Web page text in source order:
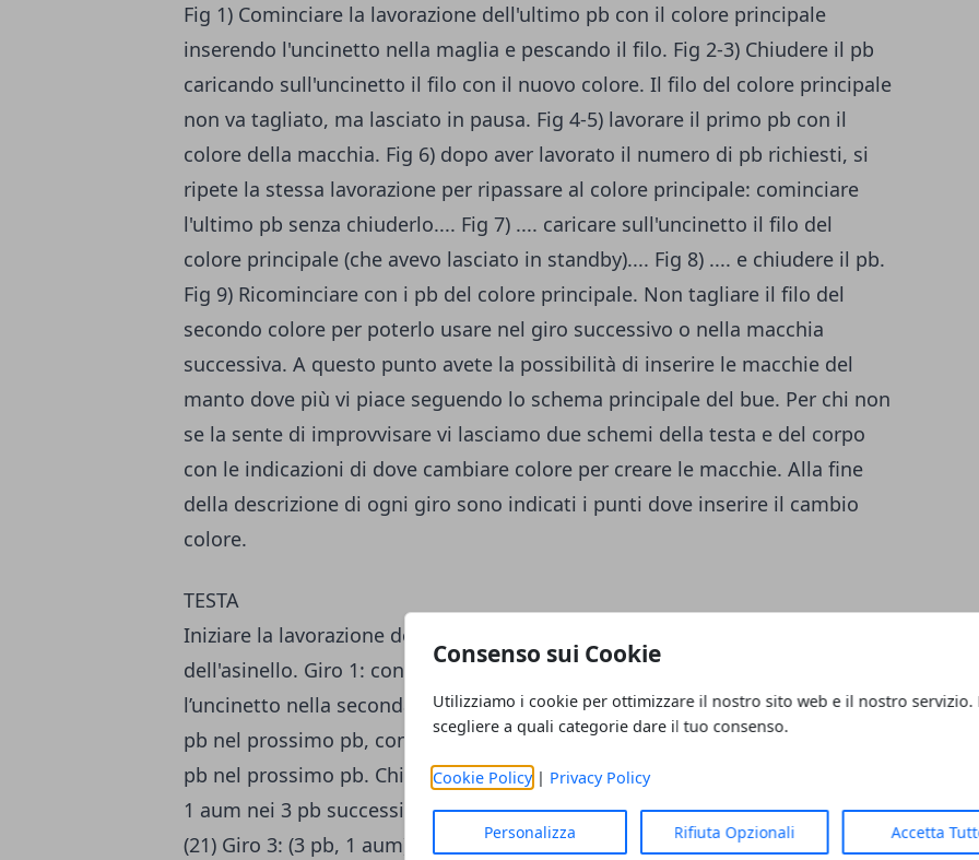
Consenso sui Cookie
Utilizziamo i cookie per ottimizzare il nostro sito web e il nostro servizio.
scegliere a quali categorie dare il tuo consenso.
Cookie Policy| Privacy Policy
Personalizza Rifiuta Opzionali Accetta
Fig 1) Cominciare la lavorazione dell'ultimo pb con il colore principale
inserendo l'uncinetto nella maglia e pescando il filo. Fig 2-3) Chiudere il pb
caricando sull'uncinetto il filo con il nuovo colore. Il filo del colore principale
non va tagliato, ma lasciato in pausa. Fig 4-5) lavorare il primo pb con il
colore della macchia. Fig 6) dopo aver lavorato il numero di pb richiesti, si
ripete la stessa lavorazione per ripassare al colore principale: cominciare
l'ultimo pb senza chiuderlo.... Fig 7) .... caricare sull'uncinetto il filo del
colore principale (che avevo lasciato in standby).... Fig 8) .... e chiudere il pb.
Fig 9) Ricominciare con i pb del colore principale. Non tagliare il filo del
secondo colore per poterlo usare nel giro successivo o nella macchia
successiva. A questo punto avete la possibilità di inserire le macchie del
manto dove più vi piace seguendo lo schema principale del bue. Per chi non
se la sente di improvvisare vi lasciamo due schemi della testa e del corpo
con le indicazioni di dove cambiare colore per creare le macchie. Alla fine
della descrizione di ogni giro sono indicati i punti dove inserire il cambio
colore.
TESTA
Iniziare la lavorazione del muso chiudendo i giri come spiegato nell’articolo
dell'asinello. Giro 1: con il colore rosa, 7 cat, (lavorazione in ovale) inserire
l’uncinetto nella seconda catenella più vicina all’uncinetto e lavorare 5 pb, 3
pb nel prossimo pb, continuare a lavorare sulle catenelle in tondo, 4 pb, 3
pb nel prossimo pb. Chiudere il giro come spiegato sopra. (15) Giro 2: 5 pb,
1 aum nei 3 pb successivi, 4 pb, 1 aum nei 3 pb successivi. Chiudere il giro.
(21) Giro 3: (3 pb, 1 aum) ripetere fino alla fine, fare 1 pb nel pb rimanente.